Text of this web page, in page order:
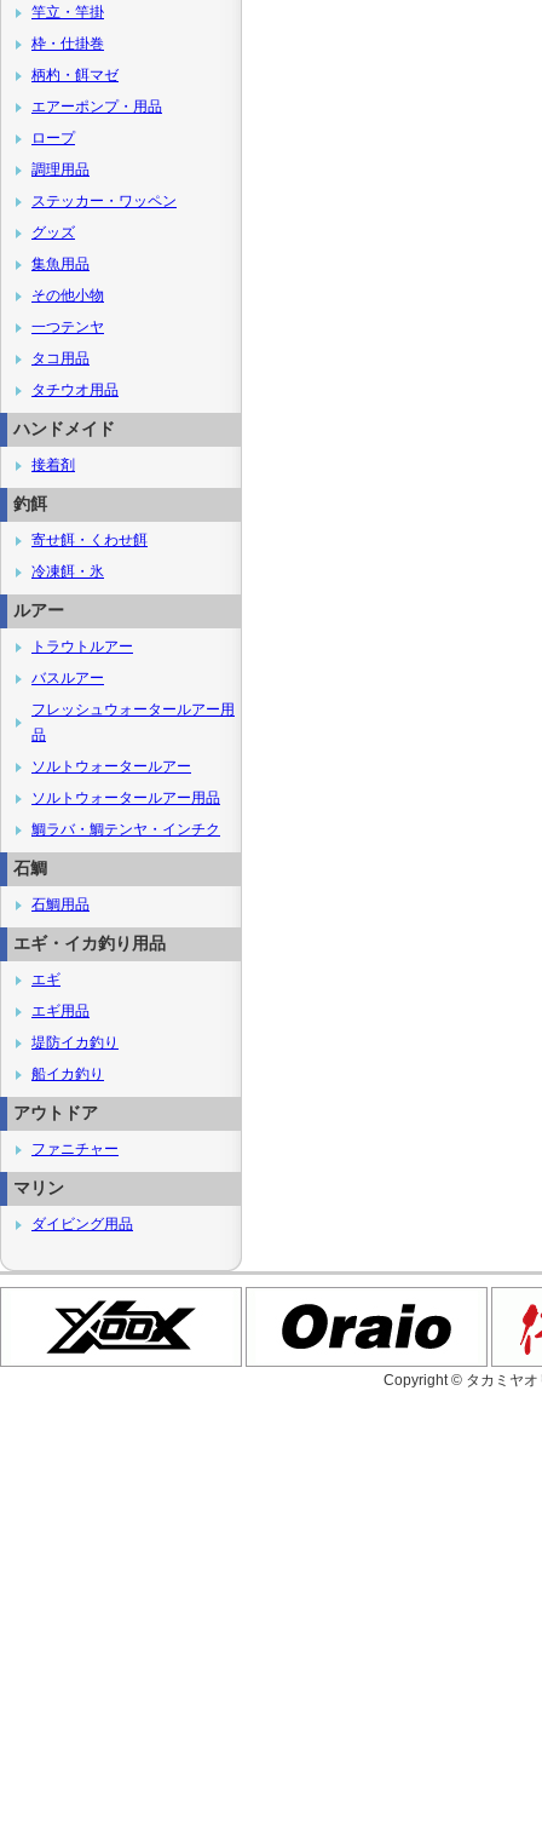
竿立・竿掛
枠・仕掛巻
柄杓・餌マゼ
エアーポンプ・用品
ロープ
調理用品
ステッカー・ワッペン
グッズ
集魚用品
その他小物
一つテンヤ
タコ用品
タチウオ用品
ハンドメイド
接着剤
釣餌
寄せ餌・くわせ餌
冷凍餌・氷
ルアー
トラウトルアー
バスルアー
フレッシュウォータールアー用
品
ソルトウォータールアー
ソルトウォータールアー用品
鯛ラバ・鯛テンヤ・インチク
石鯛
石鯛用品
エギ・イカ釣り用品
エギ
エギ用品
堤防イカ釣り
船イカ釣り
アウトドア
ファニチャー
マリン
ダイビング用品
Copyright © タカミヤ